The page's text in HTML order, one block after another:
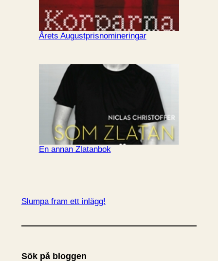
Årets Augustprisnomineringar
En annan Zlatanbok
Slumpa fram ett inlägg!
Sök på bloggen